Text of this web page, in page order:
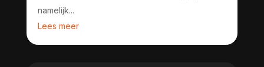
namelijk...
Lees meer